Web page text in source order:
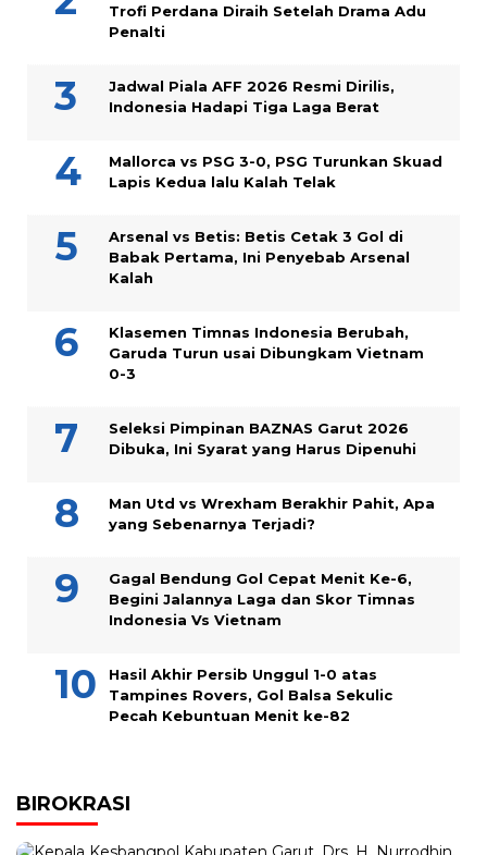
Trofi Perdana Diraih Setelah Drama Adu
Penalti
Jadwal Piala AFF 2026 Resmi Dirilis,
Indonesia Hadapi Tiga Laga Berat
Mallorca vs PSG 3-0, PSG Turunkan Skuad
Lapis Kedua lalu Kalah Telak
Arsenal vs Betis: Betis Cetak 3 Gol di
Babak Pertama, Ini Penyebab Arsenal
Kalah
Klasemen Timnas Indonesia Berubah,
Garuda Turun usai Dibungkam Vietnam
0-3
Seleksi Pimpinan BAZNAS Garut 2026
Dibuka, Ini Syarat yang Harus Dipenuhi
Man Utd vs Wrexham Berakhir Pahit, Apa
yang Sebenarnya Terjadi?
Gagal Bendung Gol Cepat Menit Ke-6,
Begini Jalannya Laga dan Skor Timnas
Indonesia Vs Vietnam
Hasil Akhir Persib Unggul 1-0 atas
Tampines Rovers, Gol Balsa Sekulic
Pecah Kebuntuan Menit ke-82
BIROKRASI